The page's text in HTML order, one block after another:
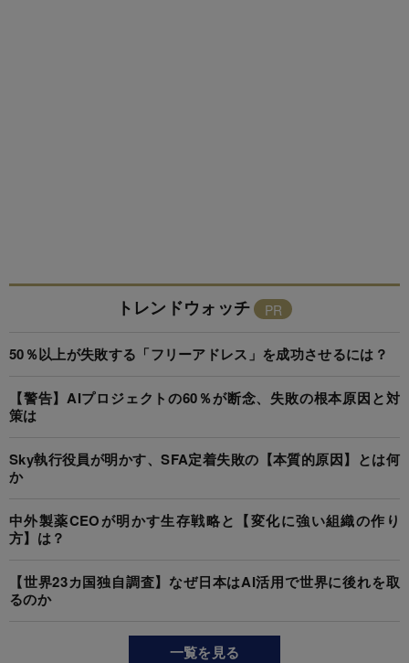
トレンドウォッチ
50％以上が失敗する「フリーアドレス」を成功させるには？
【警告】AIプロジェクトの60％が断念、失敗の根本原因と対
策は
Sky執行役員が明かす、SFA定着失敗の【本質的原因】とは何
か
中外製薬CEOが明かす生存戦略と【変化に強い組織の作り
方】は？
【世界23カ国独自調査】なぜ日本はAI活用で世界に後れを取
るのか
一覧を見る